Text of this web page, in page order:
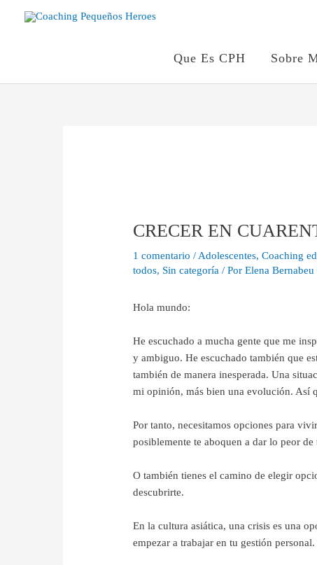
Que Es CPH Sobre
CRECER EN
1 comentario / Adolescentes, Coaching
todos, Sin categoría / Por Elena Bernabeu
Hola mundo:
He escuchado a mucha gente que me
y ambiguo. He escuchado también que
también de manera inesperada. Una
mi opinión, más bien una evolución. Así
Por tanto, necesitamos opciones para
posiblemente te aboquen a dar lo peor de
O también tienes el camino de elegir
descubrirte.
En la cultura asiática, una crisis es una
empezar a trabajar en tu gestión